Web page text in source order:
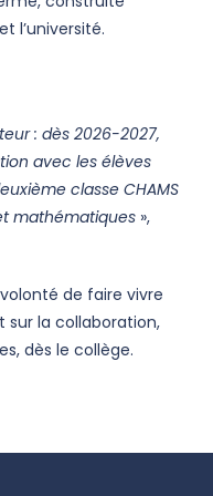
l’université.
: dès 2026-2027,
avec les élèves
classe CHAMS
mathématiques »,
de faire vivre
la collaboration,
dès le collège.